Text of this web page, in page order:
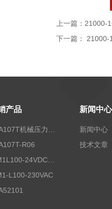
上一篇： 21000-
下一篇： 21000-
产品
R06
WM1L100-24VDC/T5X
L100-230VAC
新闻中心
新闻中心
技术文章